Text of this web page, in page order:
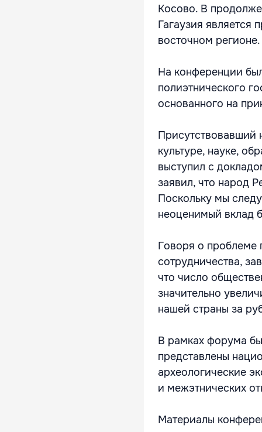
Косово. В
Гагаузия является
восточном регионе.
На конференции
полиэтнического
основанного на
Присутствовавший
культуре, науке,
выступил с
заявил, что народ
Поскольку мы
неоценимый вклад
Говоря о проблеме
сотрудничества,
что число
значительно
нашей страны за
В рамках форума
представлены
археологические
и межэтнических
Материалы